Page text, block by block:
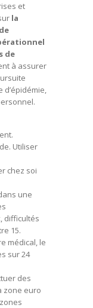
et
la
de
à assurer
d’épidémie,
Utiliser
chez soi
une
difficultés
15.
médical, le
sur 24
des
zone euro